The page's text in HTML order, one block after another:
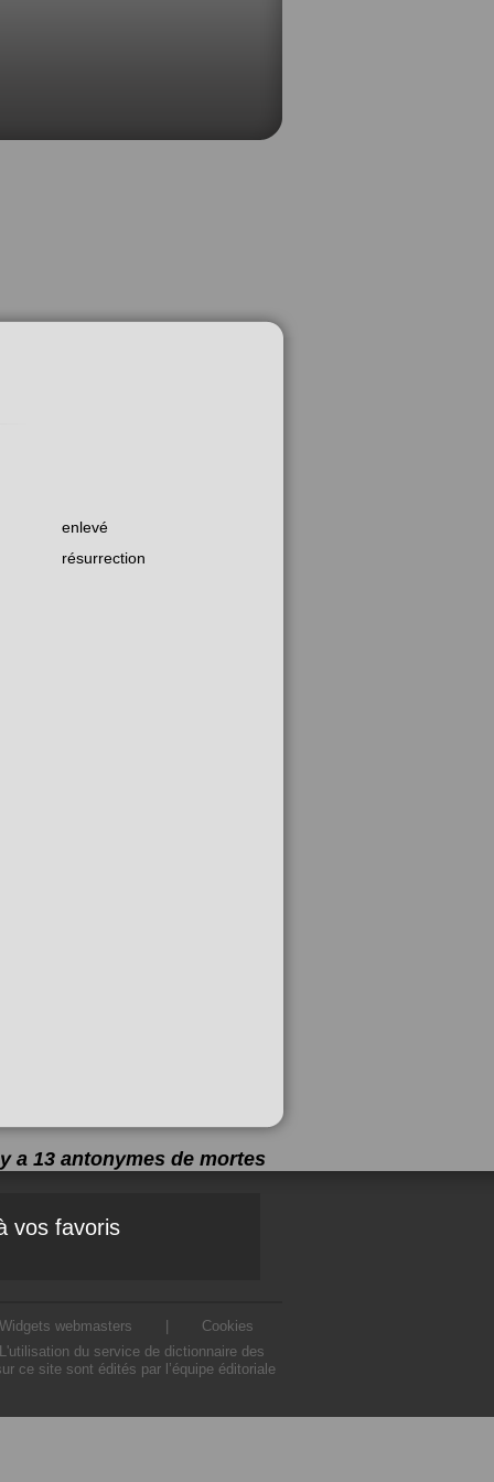
enlevé
résurrection
a 13 antonymes de mortes
vos favoris
Widgets webmasters
Cookies
du service de dictionnaire des
ce site sont édités par l’équipe éditoriale